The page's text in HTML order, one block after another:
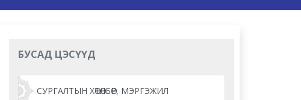
БУСАД ЦЭСҮҮД
СУРГАЛТЫН ХӨТӨЛБӨР, МЭРГЭЖИЛ